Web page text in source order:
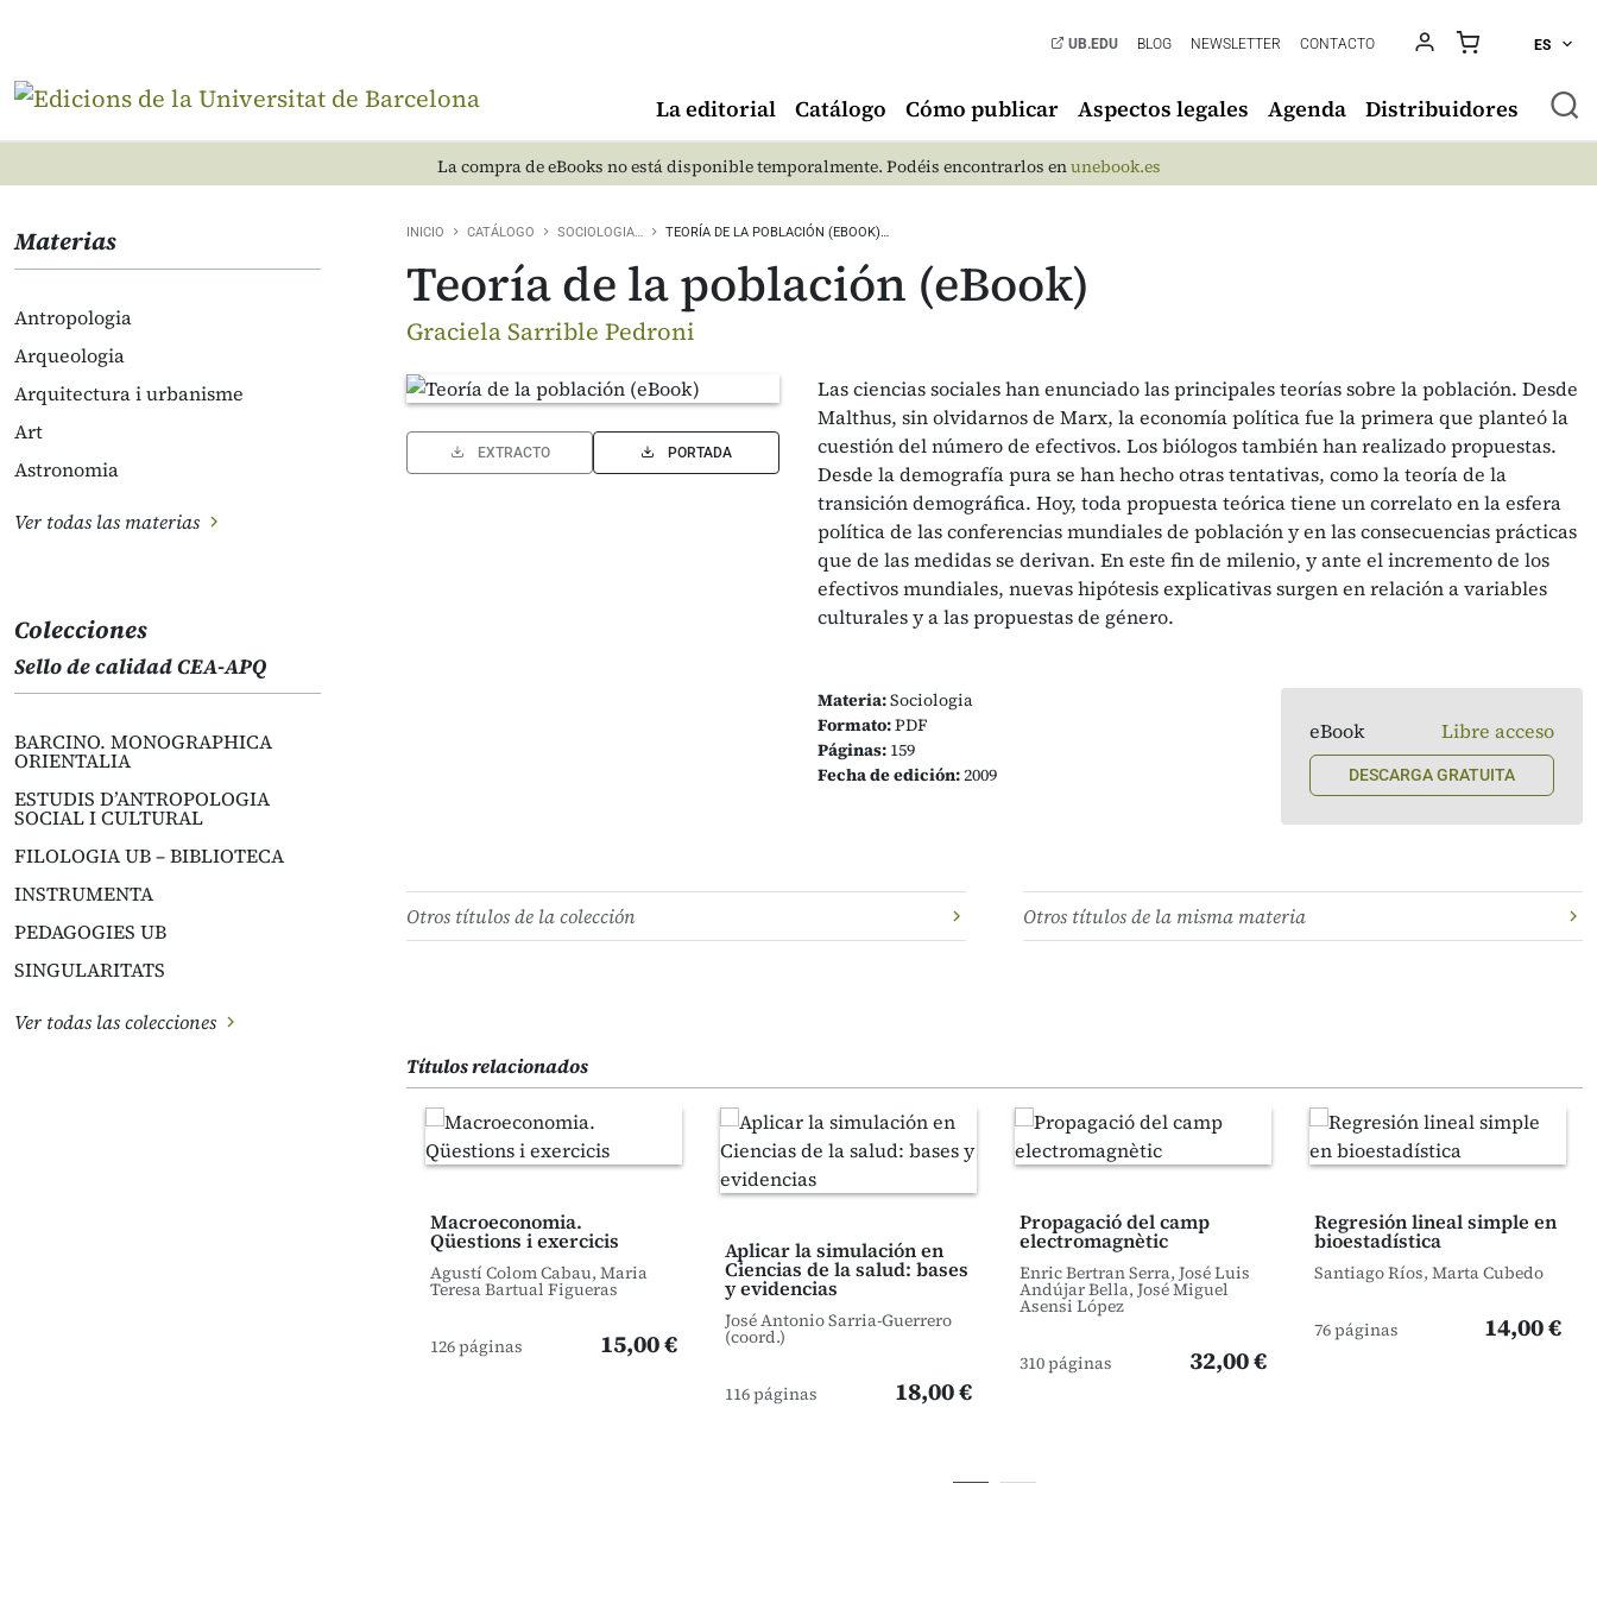
UB.EDU BLOG NEWSLETTER CONTACTO ES
La editorial Catálogo Cómo publicar Aspectos legales Agenda Distribuidores
La compra de eBooks no está disponible temporalmente. Podéis encontrarlos enunebook.es
Materias
Antropologia
Arqueologia
Arquitectura i urbanisme
Art
Astronomia
Ver todas las materias
Colecciones
Sello de calidad CEA-APQ
BARCINO. MONOGRAPHICA
ORIENTALIA
ESTUDIS D’ANTROPOLOGIA
SOCIAL I CULTURAL
FILOLOGIA UB – BIBLIOTECA
INSTRUMENTA
PEDAGOGIES UB
SINGULARITATS
Ver todas las colecciones
INICIO CATÁLOGO SOCIOLOGIA… TEORÍA DE LA POBLACIÓN (EBOOK)…
Teoría de la población (eBook)
Graciela Sarrible Pedroni
EXTRACTO PORTADA
Las ciencias sociales han enunciado las principales teorías sobre la población. Desde
Malthus, sin olvidarnos de Marx, la economía política fue la primera que planteó la
cuestión del número de efectivos. Los biólogos también han realizado propuestas.
Desde la demografía pura se han hecho otras tentativas, como la teoría de la
transición demográfica. Hoy, toda propuesta teórica tiene un correlato en la esfera
política de las conferencias mundiales de población y en las consecuencias prácticas
que de las medidas se derivan. En este fin de milenio, y ante el incremento de los
efectivos mundiales, nuevas hipótesis explicativas surgen en relación a variables
culturales y a las propuestas de género.
Materia:Sociologia
Formato:PDF
Páginas: 159
Fecha de edición:2009
eBook Libre acceso
DESCARGA GRATUITA
Otros títulos de la colección Otros títulos de la misma materia
Títulos relacionados
Macroeconomia.
Qüestions i exercicis
Agustí Colom Cabau, Maria
Teresa Bartual Figueras
126 páginas 15,00 €
Aplicar la simulación en
Ciencias de la salud: bases
y evidencias
José Antonio Sarria-Guerrero
(coord.)
116 páginas 18,00 €
Propagació del camp
electromagnètic
Enric Bertran Serra, José Luis
Andújar Bella, José Miguel
Asensi López
310 páginas 32,00 €
Regresión lineal simple en
bioestadística
Santiago Ríos, Marta Cubedo
76 páginas 14,00 €